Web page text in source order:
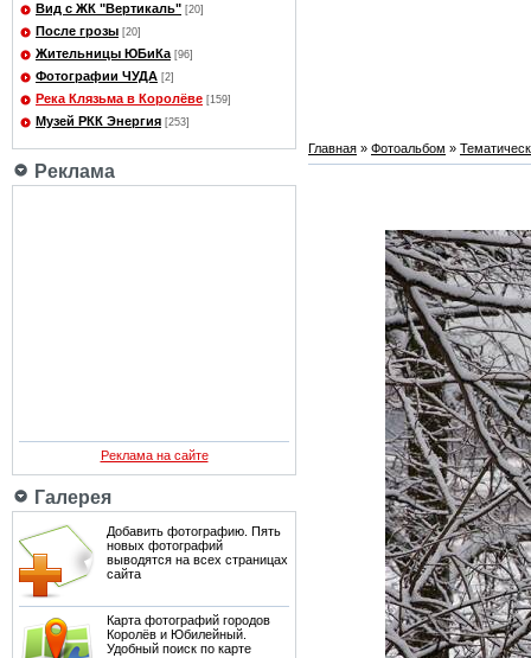
Вид с ЖК "Вертикаль" [20]
После грозы [20]
Жительницы ЮБиКа [96]
Фотографии ЧУДА [2]
Река Клязьма в Королёве [159]
Музей РКК Энергия [253]
Реклама
Реклама на сайте
Галерея
Добавить фотографию. Пять
новых фотографий
выводятся на всех страницах
сайта
Карта фотографий городов
Королёв и Юбилейный.
Удобный поиск по карте
Главная » Фотоальбом »